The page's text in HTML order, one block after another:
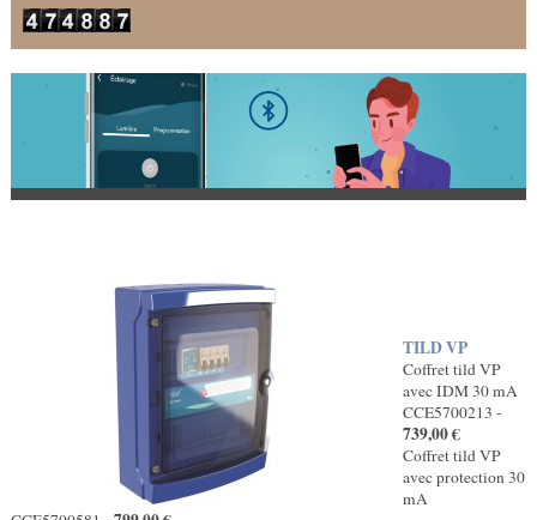
TILD VP
Coffret tild VP
avec IDM 30 mA
CCE5700213 -
739,00 €
Coffret tild VP
avec protection 30
mA